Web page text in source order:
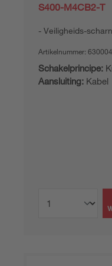
S400-M4CB2-T
Veiligheids-
Artikelnummer:
Schakelprincipe:
Aansluiting: Kabel